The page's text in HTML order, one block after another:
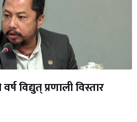
विद्युत् प्रणाली विस्तार